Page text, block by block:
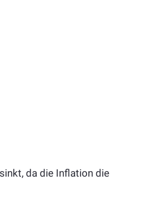
da die Inflation die